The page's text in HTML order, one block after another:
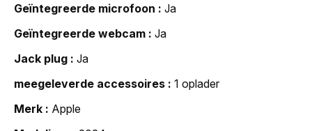
Geïntegreerde microfoon
Ja
Geïntegreerde webcam
Ja
Jack plug
Ja
meegeleverde accessoires
1 oplader
Merk
Apple